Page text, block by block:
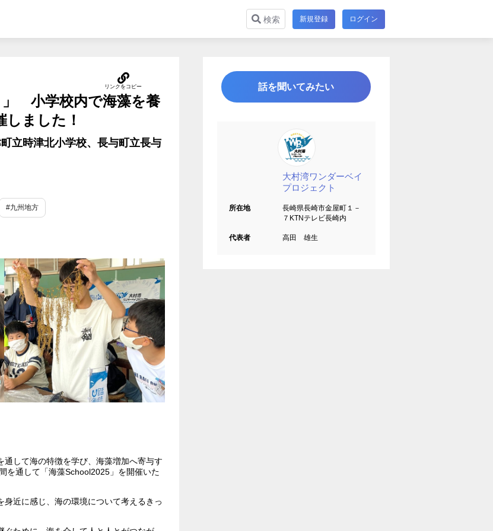
検索 新規登録 ログイン
」 小学校内で海藻を養
ました！
立時津北小学校、長与町立長与
#九州地方
して海の特徴を学び、海藻増加へ寄与す
を通して「海藻School2025」を開催いた
近に感じ、海の環境について考えるきっ
話を聞いてみたい
大村湾ワンダーベイ
プロジェクト
所在地
長崎県長崎市金屋町１－
７KTNテレビ長崎内
代表者 高田 雄生